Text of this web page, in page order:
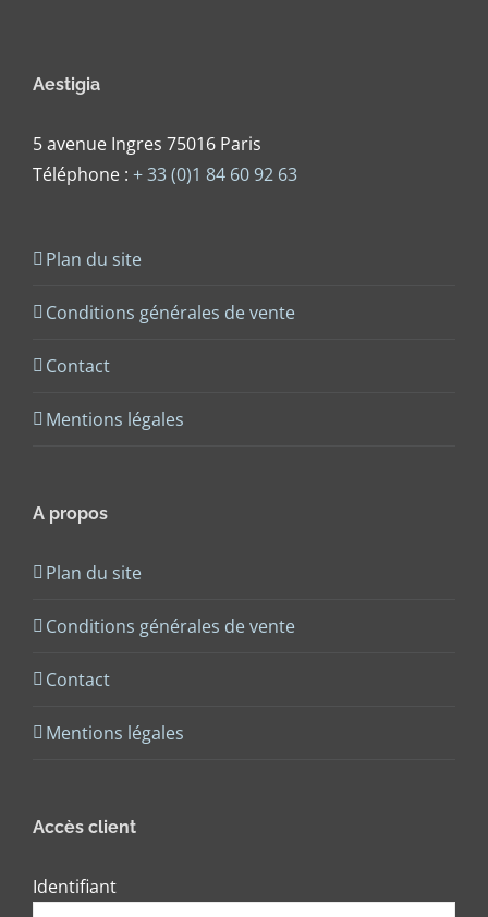
Aestigia
5 avenue Ingres 75016 Paris
Téléphone : + 33 (0)1 84 60 92 63
Plan du site
Conditions générales de vente
Contact
Mentions légales
A propos
Plan du site
Conditions générales de vente
Contact
Mentions légales
Accès client
Identifiant